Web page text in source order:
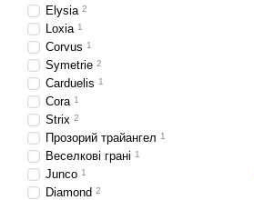
Elysia 2
Loxia 1
Corvus 1
Symetrie 2
Carduelis 1
Cora 1
Strix 2
Прозорий трайангел 1
Веселкові грані 1
Junco 1
Diamond 2